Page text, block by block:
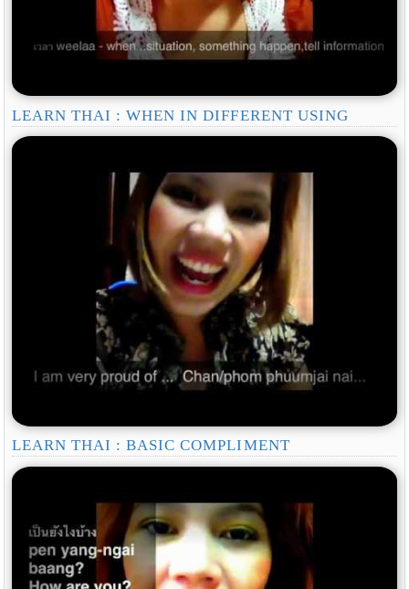
LEARN THAI : WHEN IN DIFFERENT USING
LEARN THAI : BASIC COMPLIMENT